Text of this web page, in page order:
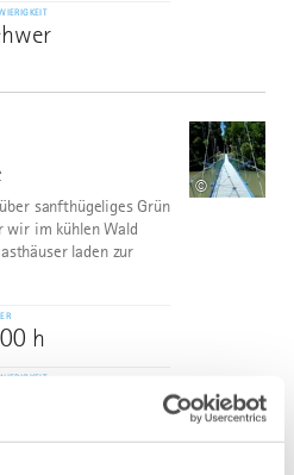
©
sanfthügeliges Grün
wir im kühlen Wald
laden zur
h